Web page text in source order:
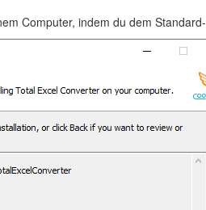
Computer, indem du dem